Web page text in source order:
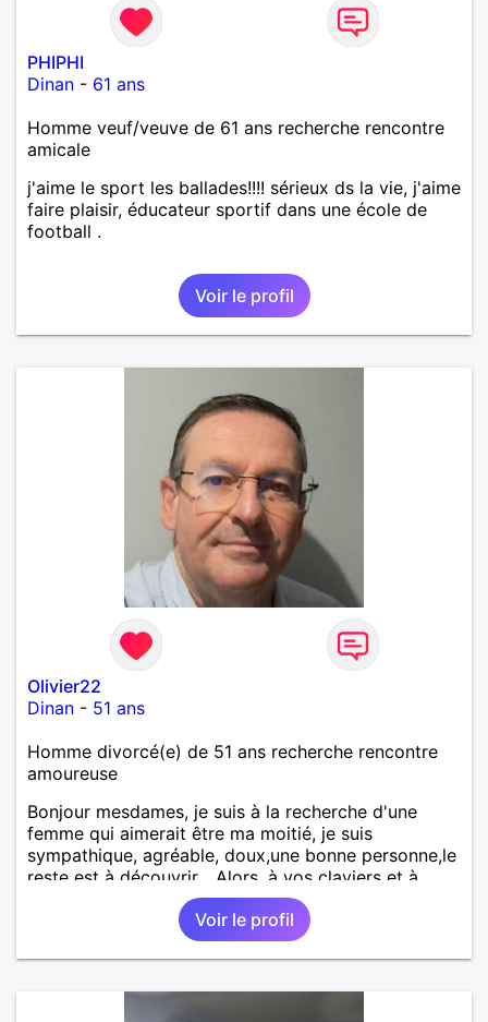
PHIPHI
Dinan - 61 ans
Homme veuf/veuve de 61 ans recherche rencontre
amicale
j'aime le sport les ballades!!!! sérieux ds la vie, j'aime
faire plaisir, éducateur sportif dans une école de
football .
Voir le profil
Olivier22
Dinan - 51 ans
Homme divorcé(e) de 51 ans recherche rencontre
amoureuse
Bonjour mesdames, je suis à la recherche d'une
femme qui aimerait être ma moitié, je suis
sympathique, agréable, doux,une bonne personne,le
reste est à découvrir... Alors, à vos claviers et à
Voir le profil